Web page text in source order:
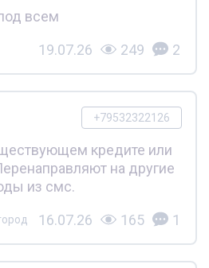
всем
19.07.26 249 2
+79532322126
кредите или
на другие
из смс.
16.07.26 165 1